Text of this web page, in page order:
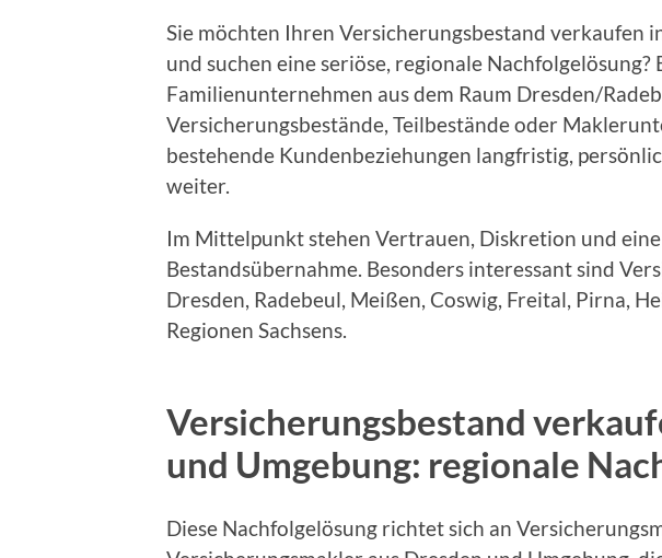
Sie möchten Ihren Versicherungsbestand verkaufen
und suchen eine seriöse, regionale Nachfolgelösung?
Familienunternehmen aus dem Raum Dresden/
Versicherungsbestände, Teilbestände oder
bestehende Kundenbeziehungen langfristig,
weiter.
Im Mittelpunkt stehen Vertrauen, Diskretion und
Bestandsübernahme. Besonders interessant sind
Dresden, Radebeul, Meißen, Coswig, Freital, Pirna,
Regionen Sachsens.
Versicherungsbestand
und Umgebung: regionale
Diese Nachfolgelösung richtet sich an